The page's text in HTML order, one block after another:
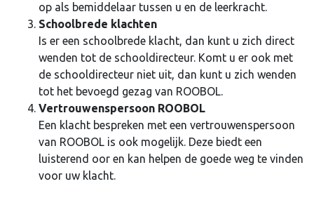
op als bemiddelaar tussen u en de leerkracht.
Schoolbrede klachten
Is er een schoolbrede klacht, dan kunt u zich direct
wenden tot de schooldirecteur. Komt u er ook met
de schooldirecteur niet uit, dan kunt u zich wenden
tot het bevoegd gezag van ROOBOL.
Vertrouwenspersoon ROOBOL
Een klacht bespreken met een vertrouwenspersoon
van ROOBOL is ook mogelijk. Deze biedt een
luisterend oor en kan helpen de goede weg te vinden
voor uw klacht.